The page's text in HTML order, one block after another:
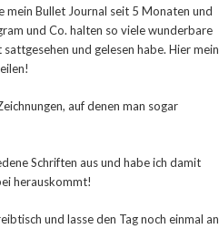
mein Bullet Journal seit 5 Monaten und
und Co. halten so viele wunderbare
und gelesen habe. Hier mein
auf denen man sogar
Schriften aus und habe ich damit
herauskommt!
und lasse den Tag noch einmal an